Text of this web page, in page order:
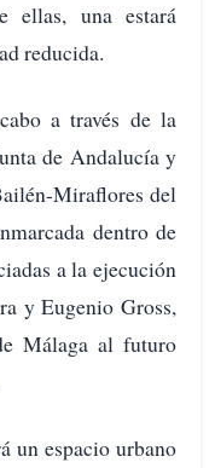
ellas, una estará
reducida.
a través de la
de Andalucía y
Miraflores del
dentro de
a la ejecución
y Eugenio Gross,
Málaga al futuro
un espacio urbano